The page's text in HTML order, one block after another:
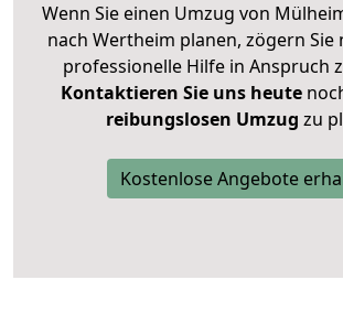
Wenn Sie einen Umzug von
nach Wertheim planen, zögern Sie
professionelle Hilfe in Anspruch
Kontaktieren Sie uns heute
reibungslosen Umzug zu
Kostenlose Angebote